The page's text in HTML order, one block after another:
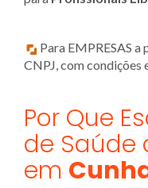
Para EMPRESAS
CNPJ, com condições
Por Que
de Saúde
em